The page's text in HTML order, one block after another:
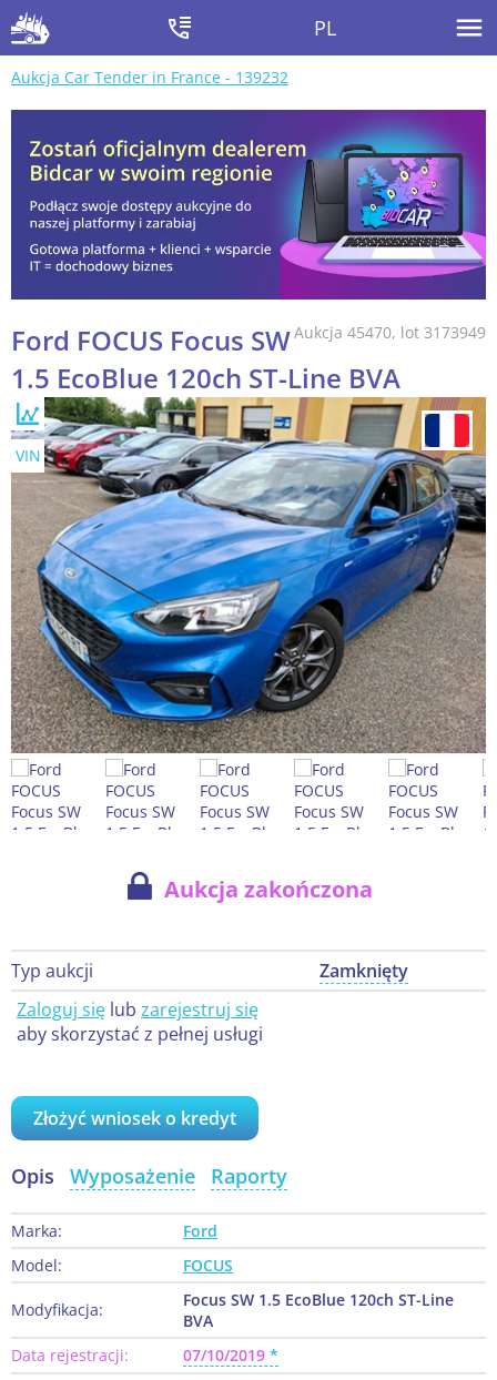
PL
Aukcja Car Tender in France - 139232
Aukcja 45470, lot 3173949
Ford FOCUS Focus SW
1.5 EcoBlue 120ch ST-Line BVA
VIN
Aukcja zakończona
Typ aukcji
Zamknięty
Zaloguj się lub zarejestruj się
aby skorzystać z pełnej usługi
Złożyć wniosek o kredyt
Opis Wyposażenie Raporty
Marka:
Ford
Model:
FOCUS
Modyfikacja:
Focus SW 1.5 EcoBlue 120ch ST-Line
BVA
Data rejestracji:
07/10/2019